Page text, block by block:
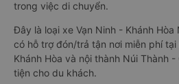
trong việc di chuyển.
Đây là loại xe Vạn Ninh - Khánh Hòa
có hỗ trợ đón/trả tận nơi miễn phí tại
Khánh Hòa và nội thành Núi Thành
tiện cho du khách.